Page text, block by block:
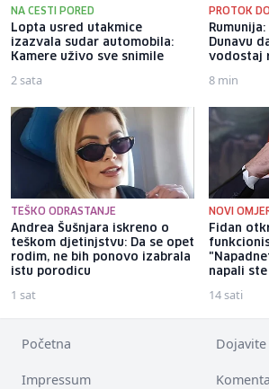
NA CESTI PORED
Lopta usred utakmice
izazvala sudar automobila:
Kamere uživo sve snimile
2 sata
PROTOK
Dunavu
vodostaj
8 min
TEŠKO ODRASTANJE
Andrea Šušnjara iskreno o
teškom djetinjstvu: Da se opet
rodim, ne bih ponovo izabrala
istu porodicu
1 sat
NOVI
Fidan
napali ste
14 sati
Početna
Impressum